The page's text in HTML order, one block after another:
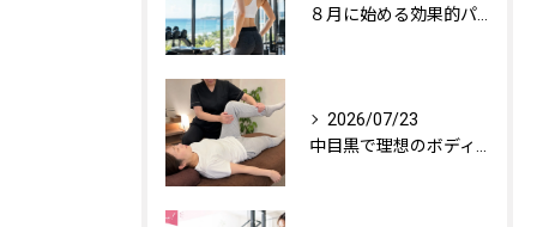
８月に始める効果的パーソナルトレーニング
2026/07/23
中目黒で理想のボディを作る方法